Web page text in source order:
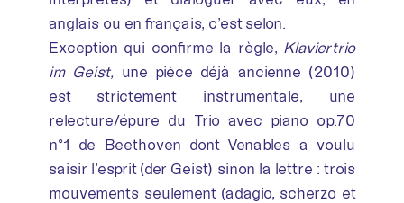
anglais ou en français, c’est selon.
Exception qui confirme la règle, Klaviertrio
im Geist, une pièce déjà ancienne (2010)
est strictement instrumentale, une
relecture/épure du Trio avec piano op.70
n°1 de Beethoven dont Venables a voulu
saisir l’esprit (der Geist) sinon la lettre : trois
mouvements seulement (adagio, scherzo et